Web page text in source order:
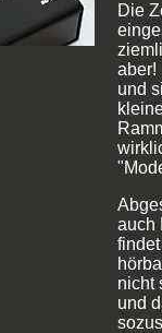
Die
aber!
und
auch
nicht
und